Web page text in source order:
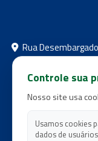
Rua
Controle sua
Nosso site usa
Usamos cookies
dados de